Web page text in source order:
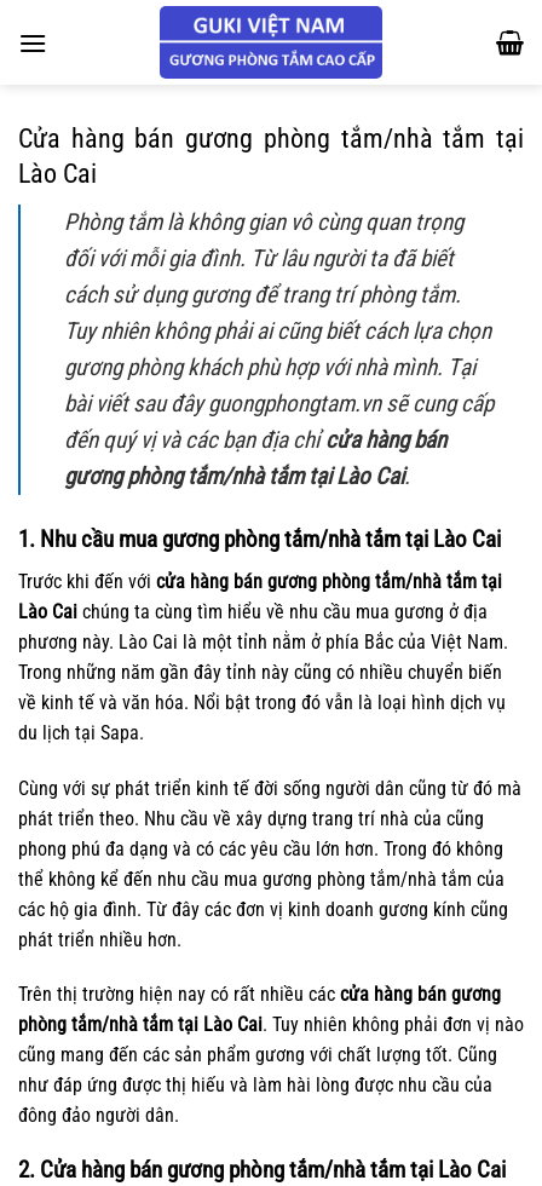
đến
Cửa hàng bán gương phòng tắm/nhà tắm tại
Lào Cai
Phòng tắm là không gian vô cùng quan trọng
đối với mỗi gia đình. Từ lâu người ta đã biết
cách sử dụng gương để trang trí phòng tắm.
Tuy nhiên không phải ai cũng biết cách lựa chọn
gương phòng khách phù hợp với nhà mình. Tại
bài viết sau đây guongphongtam.vn sẽ cung cấp
đến quý vị và các bạn địa chỉcửa hàng bán
gương phòng tắm/nhà tắm tại Lào Cai.
1. Nhu cầu mua gương phòng tắm/nhà tắm tại Lào Cai
Trước khi đến với cửa hàng bán gương phòng tắm/nhà tắm tại
Lào Cai chúng ta cùng tìm hiểu về nhu cầu mua gương ở địa
phương này. Lào Cai là một tỉnh nằm ở phía Bắc của Việt Nam.
Trong những năm gần đây tỉnh này cũng có nhiều chuyển biến
về kinh tế và văn hóa. Nổi bật trong đó vẫn là loại hình dịch vụ
du lịch tại Sapa.
Cùng với sự phát triển kinh tế đời sống người dân cũng từ đó mà
phát triển theo. Nhu cầu về xây dựng trang trí nhà của cũng
phong phú đa dạng và có các yêu cầu lớn hơn. Trong đó không
thể không kể đến nhu cầu mua gương phòng tắm/nhà tắm của
các hộ gia đình. Từ đây các đơn vị kinh doanh gương kính cũng
phát triển nhiều hơn.
Trên thị trường hiện nay có rất nhiều các cửa hàng bán gương
phòng tắm/nhà tắm tại Lào Cai. Tuy nhiên không phải đơn vị nào
cũng mang đến các sản phẩm gương với chất lượng tốt. Cũng
như đáp ứng được thị hiếu và làm hài lòng được nhu cầu của
đông đảo người dân.
2. Cửa hàng bán gương phòng tắm/nhà tắm tại Lào Cai